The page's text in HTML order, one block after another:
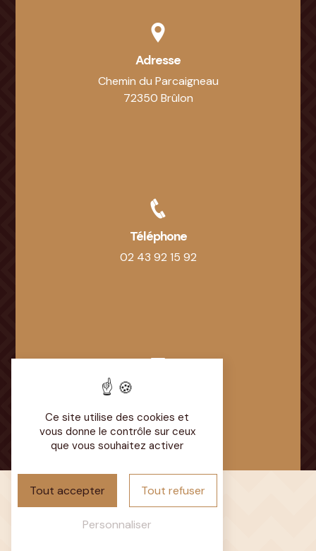
Adresse
Chemin du Parcaigneau
72350 Brûlon
Téléphone
02 43 92 15 92
lestipisdubdv@gmail.com
Ce site utilise des cookies et
vous donne le contrôle sur ceux
que vous souhaitez activer
Tout accepter Tout refuser
Personnaliser